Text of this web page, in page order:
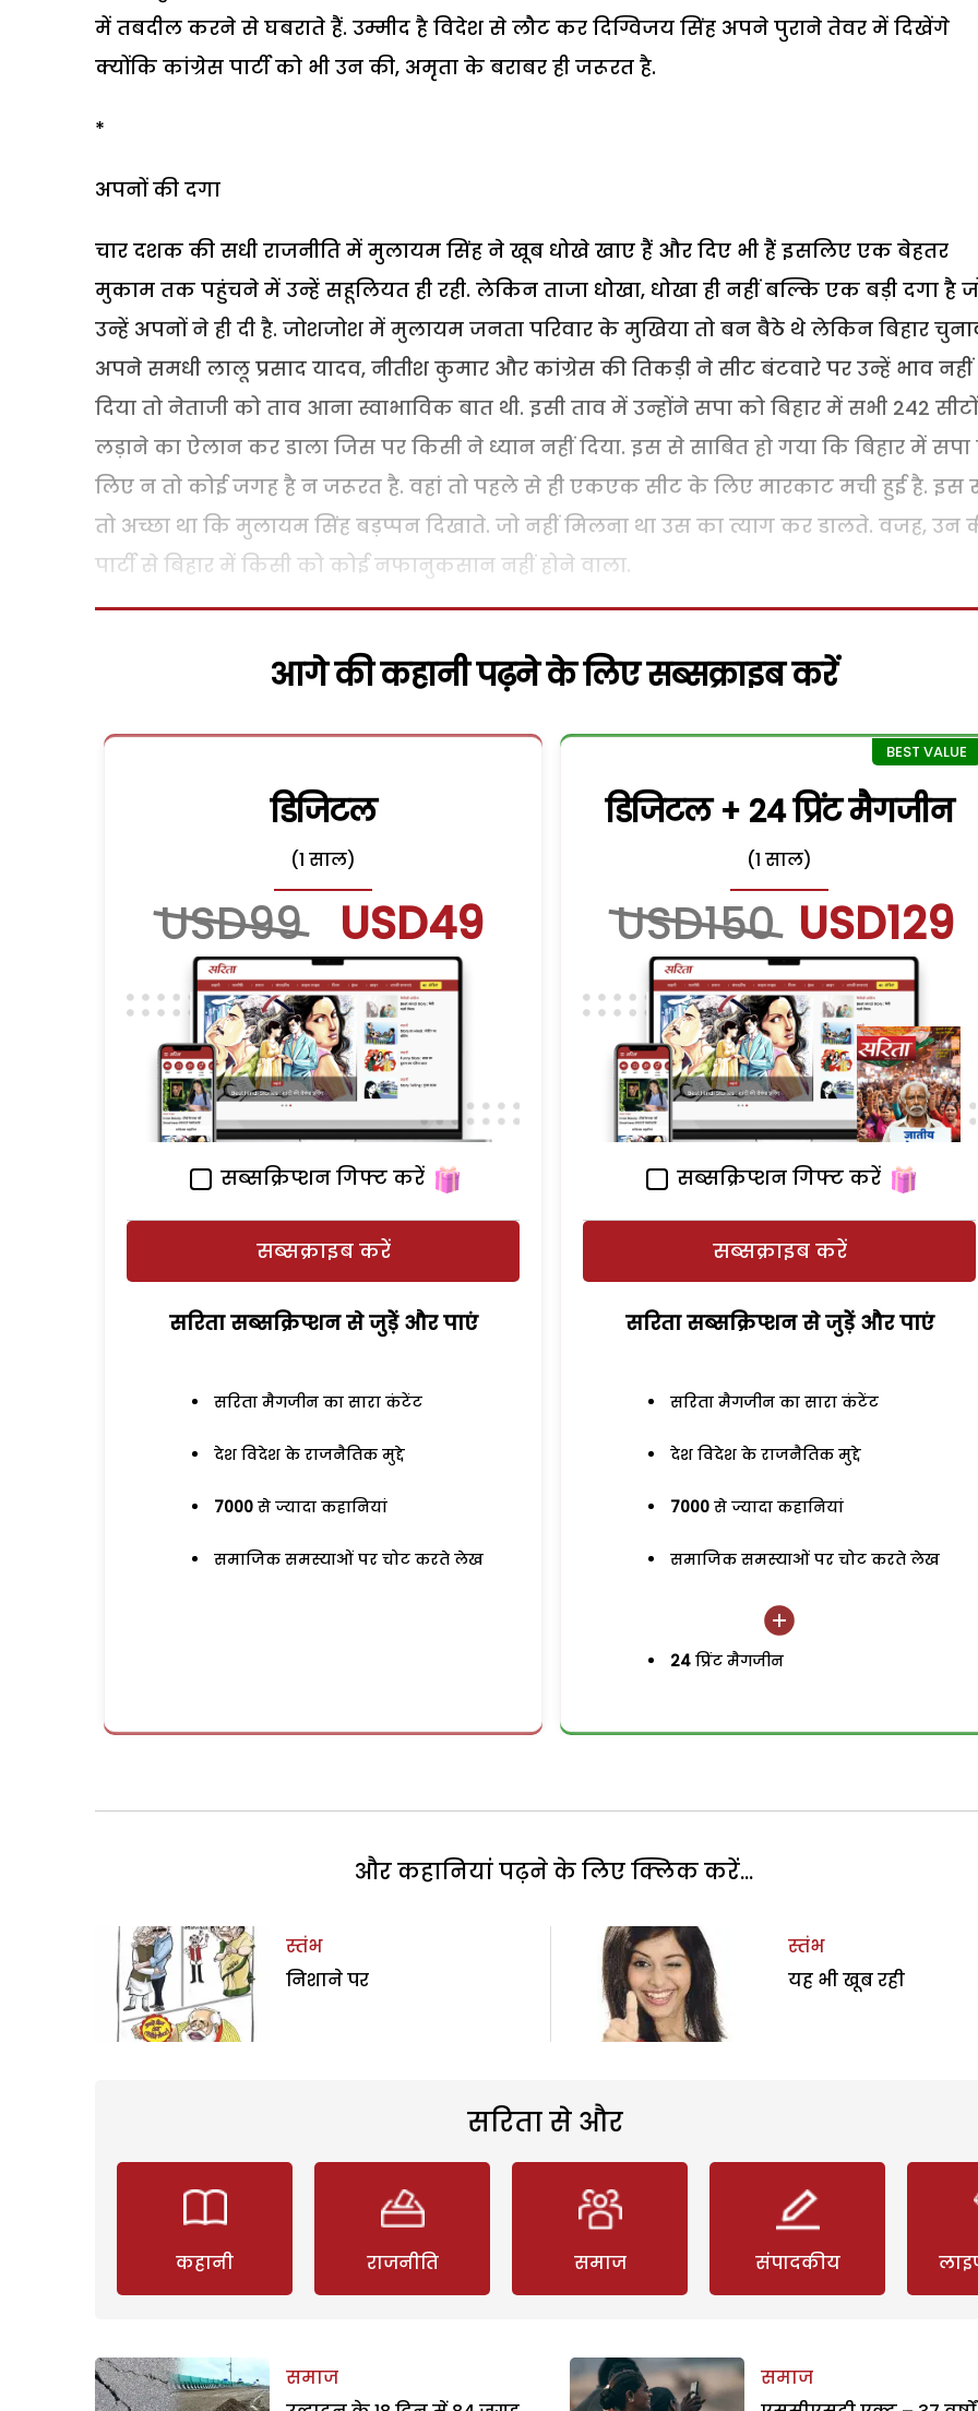
में तबदील करने से घबराते हैं. उम्मीद है विदेश से लौट कर दिग्विजय सिंह अपने पुराने तेवर में दिखेंगे
क्योंकि कांग्रेस पार्टी को भी उन की, अमृता के बराबर ही जरूरत है.
*
अपनों की दगा
चार दशक की सधी राजनीति में मुलायम सिंह ने खूब धोखे खाए हैं और दिए भी हैं इसलिए एक बेहतर
मुकाम तक पहुंचने में उन्हें सहूलियत ही रही. लेकिन ताजा धोखा, धोखा ही नहीं बल्कि एक बड़ी दगा है
उन्हें अपनों ने ही दी है. जोशजोश में मुलायम जनता परिवार के मुखिया तो बन बैठे थे लेकिन बिहार
अपने समधी लालू प्रसाद यादव, नीतीश कुमार और कांग्रेस की तिकड़ी ने सीट बंटवारे पर उन्हें भाव नहीं
दिया तो नेताजी को ताव आना स्वाभाविक बात थी. इसी ताव में उन्होंने सपा को बिहार में सभी 242
लड़ाने का ऐलान कर डाला जिस पर किसी ने ध्यान नहीं दिया. इस से साबित हो गया कि बिहार में
लिए न तो कोई जगह है न जरूरत है. वहां तो पहले से ही एकएक सीट के लिए मारकाट मची हुई है. इस
तो अच्छा था कि मुलायम सिंह बड़प्पन दिखाते. जो नहीं मिलना था उस का त्याग कर डालते. वजह, उन
पार्टी से बिहार में किसी को कोई नफानुकसान नहीं होने वाला.
आगे की कहानी पढ़ने के लिए सब्सक्राइब करें
डिजिटल
(1 साल)
USD99 USD49
सब्सक्रिप्शन गिफ्ट करें
सब्सक्राइब करें
सरिता सब्सक्रिप्शन से जुड़ेें और पाएं
सरिता मैगजीन का सारा कंटेंट
देश विदेश के राजनैतिक मुद्दे
7000 से ज्यादा कहानियां
समाजिक समस्याओं पर चोट करते लेख
डिजिटल + 24 प्रिंट मैगजीन
(1 साल)
USD150 USD129
सब्सक्रिप्शन गिफ्ट करें
सब्सक्राइब करें
सरिता सब्सक्रिप्शन से जुड़ेें और पाएं
सरिता मैगजीन का सारा कंटेंट
देश विदेश के राजनैतिक मुद्दे
7000 से ज्यादा कहानियां
समाजिक समस्याओं पर चोट करते लेख
24 प्रिंट मैगजीन
और कहानियां पढ़ने के लिए क्लिक करें...
स्तंभ
निशाने पर
स्तंभ
यह भी खूब रही
सरिता से और
कहानी राजनीति समाज संपादकीय
समाज
समाज